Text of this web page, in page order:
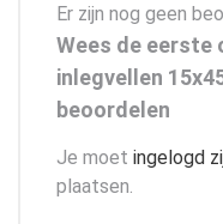
Er zijn nog geen
Wees de eerste
inlegvellen
beoordelen
Je moet ingelogd
plaatsen.